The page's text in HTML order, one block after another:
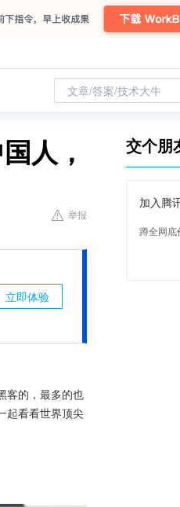
文章/答案/技术大牛
人，
举报
立即体验
客的，最多的也
起看看世界顶尖
交个朋
加入腾
蹲全网底